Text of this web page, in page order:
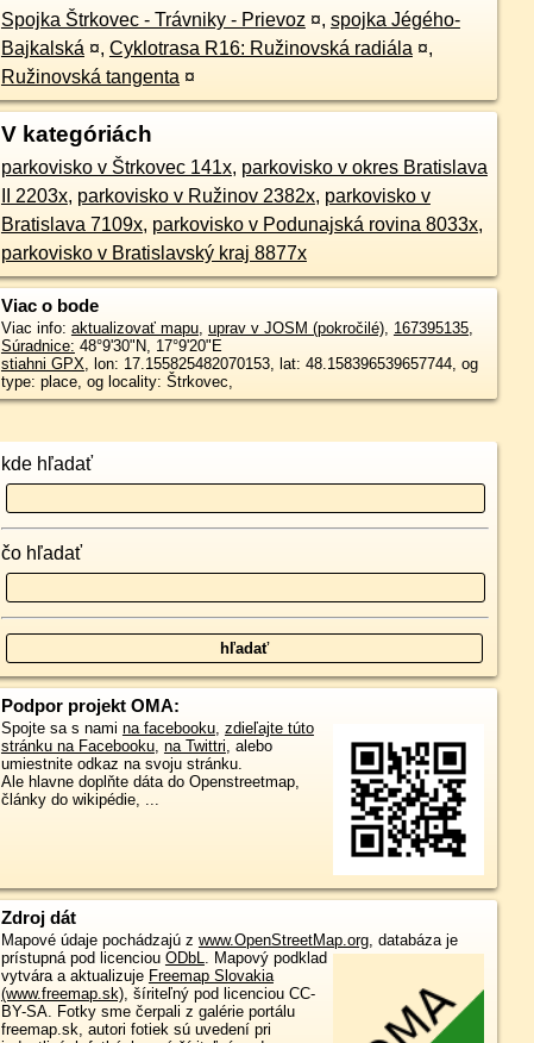
Spojka Štrkovec - Trávniky - Prievoz ¤, spojka Jégého-
Bajkalská ¤, Cyklotrasa R16: Ružinovská radiála ¤,
Ružinovská tangenta ¤
V kategóriách
parkovisko v Štrkovec 141x, parkovisko v okres Bratislava
II 2203x, parkovisko v Ružinov 2382x, parkovisko v
Bratislava 7109x, parkovisko v Podunajská rovina 8033x,
parkovisko v Bratislavský kraj 8877x
Viac o bode
Viac info: aktualizovať mapu, uprav v JOSM (pokročilé), 167395135,
Súradnice: 48°9'30"N, 17°9'20"E
stiahni GPX, lon: 17.155825482070153, lat: 48.158396539657744, og
type: place, og locality: Štrkovec,
kde hľadať
čo hľadať
Podpor projekt OMA:
Spojte sa s nami na facebooku, zdieľajte túto
stránku na Facebooku, na Twittri, alebo
umiestnite odkaz na svoju stránku.
Ale hlavne doplňte dáta do Openstreetmap,
články do wikipédie, ...
Zdroj dát
Mapové údaje pochádzajú z www.OpenStreetMap.org, databáza je
prístupná pod licenciou ODbL. Mapový podklad
vytvára a aktualizuje Freemap Slovakia
(www.freemap.sk), šíriteľný pod licenciou CC-
BY-SA. Fotky sme čerpali z galérie portálu
freemap.sk, autori fotiek sú uvedení pri